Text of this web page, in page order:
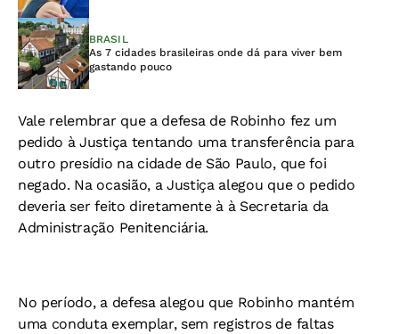
BRASIL
As 7 cidades brasileiras onde dá para viver bem
gastando pouco
Vale relembrar que a defesa de Robinho fez um
pedido à Justiça tentando uma transferência para
outro presídio na cidade de São Paulo, que foi
negado. Na ocasião, a Justiça alegou que o pedido
deveria ser feito diretamente à à Secretaria da
Administração Penitenciária.
No período, a defesa alegou que Robinho mantém
uma conduta exemplar, sem registros de faltas